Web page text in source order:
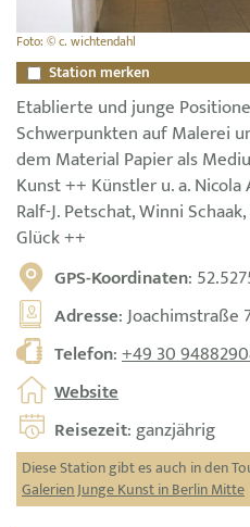
Foto: © c. wichtendahl
Station merken
Etablierte und junge
Schwerpunkten auf Malerei
dem Material Papier als
Kunst ++ Künstler u. a.
Ralf-J. Petschat, Winni
Glück ++
GPS-Koordinaten:
Adresse: Joachimstraße
Telefon:+49 30
Website
Reisezeit: ganzjährig
Diese Station gibt es auch in den
Galerien Junge Kunst in Berlin Mitte